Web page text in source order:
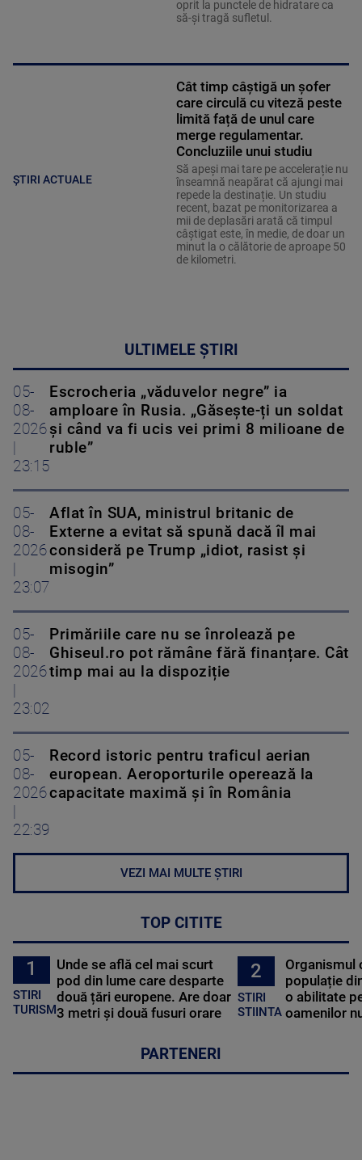
oprit la punctele de hidratare ca
să-și tragă sufletul.
ȘTIRI ACTUALE
Cât timp câștigă un șofer
care circulă cu viteză peste
limită față de unul care
merge regulamentar.
Concluziile unui studiu
Să apeși mai tare pe accelerație nu
înseamnă neapărat că ajungi mai
repede la destinație. Un studiu
recent, bazat pe monitorizarea a
mii de deplasări arată că timpul
câștigat este, în medie, de doar un
minut la o călătorie de aproape 50
de kilometri.
ULTIMELE ȘTIRI
05-
08-
2026
23:15
Escrocheria „văduvelor negre” ia
amploare în Rusia. „Găsește-ți un soldat
și când va fi ucis vei primi 8 milioane de
ruble”
05-
08-
2026
23:07
Aflat în SUA, ministrul britanic de
Externe a evitat să spună dacă îl mai
consideră pe Trump „idiot, rasist și
misogin”
05-
08-
2026
23:02
Primăriile care nu se înrolează pe
Ghiseul.ro pot rămâne fără finanțare. Cât
timp mai au la dispoziție
05-
08-
2026
22:39
Record istoric pentru traficul aerian
european. Aeroporturile operează la
capacitate maximă și în România
VEZI MAI MULTE ȘTIRI
TOP CITITE
1
STIRI
TURISM
Unde se află cel mai scurt
pod din lume care desparte
două țări europene. Are doar
3 metri și două fusuri orare
2
STIRI
STIINTA
Organismul
populație
o abilitate
oamenilor
PARTENERI